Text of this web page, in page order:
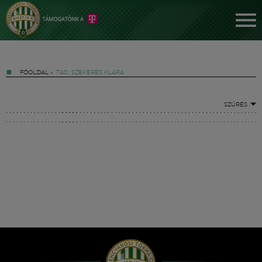
FŐOLDAL » TAG: SZEKERES KLÁRA
SZŰRÉS
Hírek